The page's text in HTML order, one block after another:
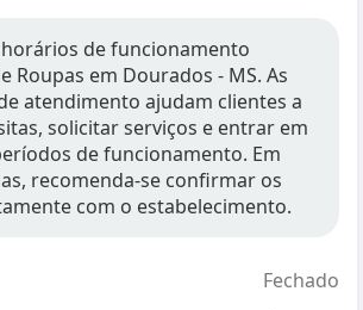
de funcionamento
Roupas em Dourados - MS. As
atendimento ajudam clientes a
solicitar serviços e entrar em
de funcionamento. Em
recomenda-se confirmar os
com o estabelecimento.
Fechado